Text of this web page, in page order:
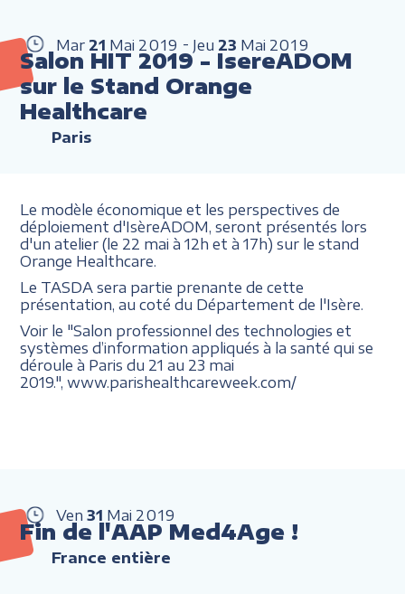
Mar 21 Mai 2019 Jeu 23 Mai 2019
Salon HIT 2019 - IsereADOM
sur le Stand Orange
Healthcare
Paris
Le modèle économique et les perspectives de
déploiement d'IsèreADOM, seront présentés lors
d'un atelier (le 22 mai à 12h et à 17h) sur le stand
Orange Healthcare.
Le TASDA sera partie prenante de cette
présentation, au coté du Département de l'Isère.
Voir le "Salon professionnel des technologies et
systèmes d’information appliqués à la santé qui se
déroule à Paris du 21 au 23 mai
2019.", www.parishealthcareweek.com/
Ven 31 Mai 2019
Fin de l'AAP Med4Age !
France entière